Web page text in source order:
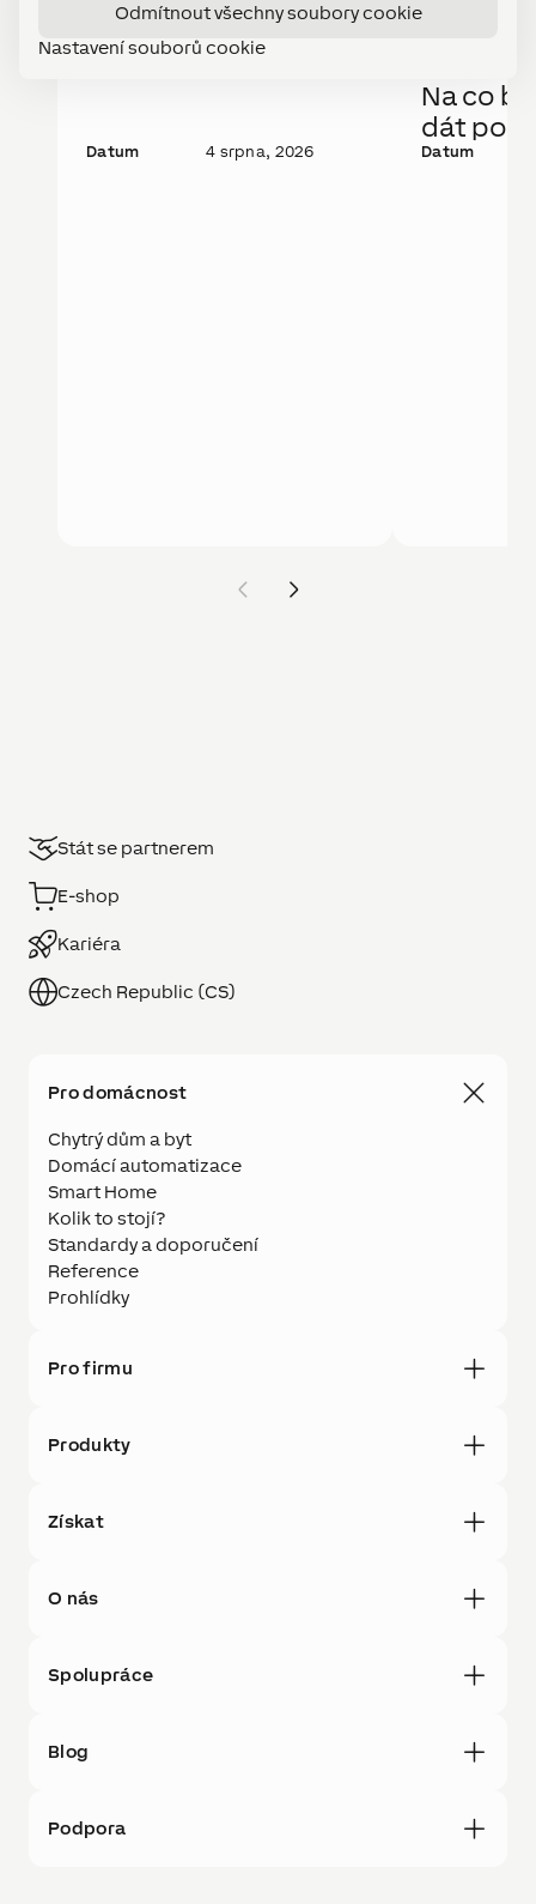
Odmítnout všechny soubory cookie
Nastavení souborů cookie
TECHNOLOGIE
Novinka: Wall Display
10“
Datum 4 srpna, 2026
Na co
dát
Datum
Stát se partnerem
E-shop
Kariéra
Czech Republic (CS)
Pro domácnost
Chytrý dům a byt
Domácí automatizace
Smart Home
Kolik to stojí?
Standardy a doporučení
Reference
Prohlídky
Pro firmu
Produkty
Získat
O nás
Spolupráce
Blog
Podpora